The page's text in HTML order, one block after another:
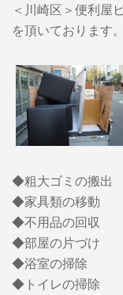
＜川崎区＞便利屋
を頂いております。
◆粗大ゴミの搬出
◆家具類の移動
◆不用品の回収
◆部屋の片づけ
◆浴室の掃除
◆トイレの掃除